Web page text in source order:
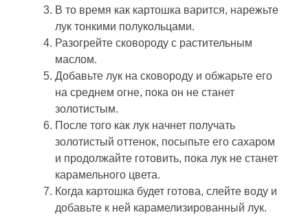
В то время как картошка варится, нарежьте
лук тонкими полукольцами.
Разогрейте сковороду с растительным
маслом.
Добавьте лук на сковороду и обжарьте его
на среднем огне, пока он не станет
золотистым.
После того как лук начнет получать
золотистый оттенок, посыпьте его сахаром
и продолжайте готовить, пока лук не станет
карамельного цвета.
Когда картошка будет готова, слейте воду и
добавьте к ней карамелизированный лук.